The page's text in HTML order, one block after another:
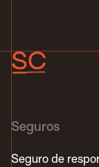
Seguros
Seguro de